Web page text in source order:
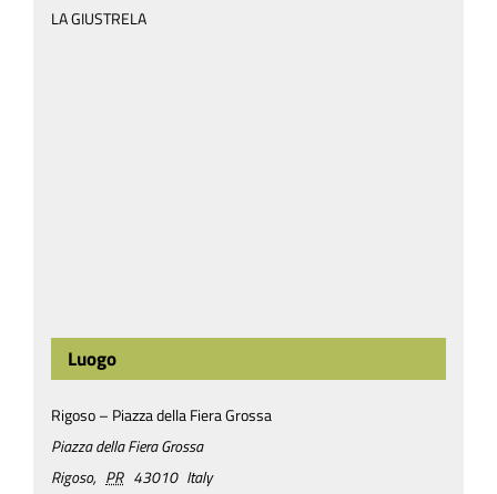
LA GIUSTRELA
Luogo
Rigoso – Piazza della Fiera Grossa
Piazza della Fiera Grossa
Rigoso, PR 43010 Italy